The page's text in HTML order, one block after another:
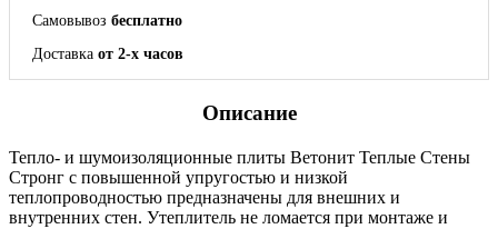
Самовывоз бесплатно
Доставка от 2-х часов
Описание
Тепло- и шумоизоляционные плиты Ветонит Теплые Стены
Стронг с повышенной упругостью и низкой
теплопроводностью предназначены для внешних и
внутренних стен. Утеплитель не ломается при монтаже и